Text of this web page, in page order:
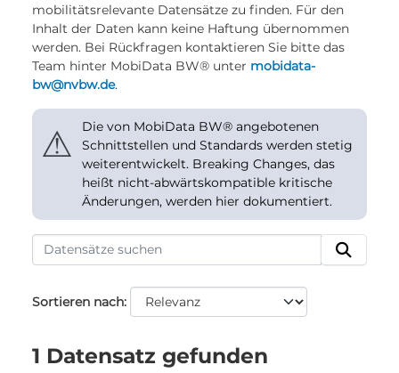
mobilitätsrelevante Datensätze zu finden. Für den
Inhalt der Daten kann keine Haftung übernommen
werden. Bei Rückfragen kontaktieren Sie bitte das
Team hinter MobiData BW® unter mobidata-
bw@nvbw.de.
⚠
Die von MobiData BW® angebotenen
Schnittstellen und Standards werden stetig
weiterentwickelt. Breaking Changes, das
heißt nicht-abwärtskompatible kritische
Änderungen, werden hier dokumentiert.
Sortieren nach
1 Datensatz gefunden